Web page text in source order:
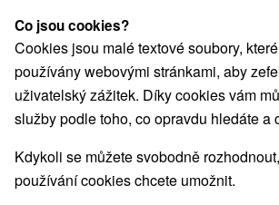
Navigovat do místa
O ZAŘÍZENÍ POBYTY RECENZE
8,7 vynikající ·143 recenzí
Co jsou cookies?
Cookies jsou malé textové soubory,
používány webovými stránkami, aby
uživatelský zážitek. Díky cookies vám
služby podle toho, co opravdu hledáte a
Kdykoli se můžete svobodně
používání cookies chcete umožnit.